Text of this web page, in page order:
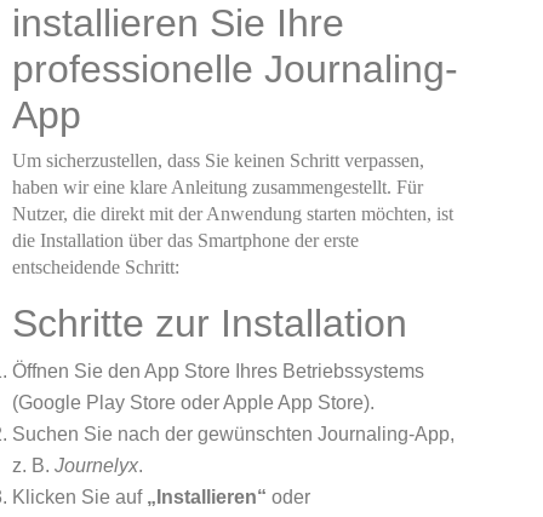
installieren Sie Ihre
professionelle Journaling-
App
Um sicherzustellen, dass Sie keinen Schritt verpassen,
haben wir eine klare Anleitung zusammengestellt. Für
Nutzer, die direkt mit der Anwendung starten möchten, ist
die Installation über das Smartphone der erste
entscheidende Schritt:
Schritte zur Installation
Öffnen Sie den App Store Ihres Betriebssystems
(Google Play Store oder Apple App Store).
Suchen Sie nach der gewünschten Journaling-App,
z. B. Journelyx.
Klicken Sie auf „Installieren“ oder